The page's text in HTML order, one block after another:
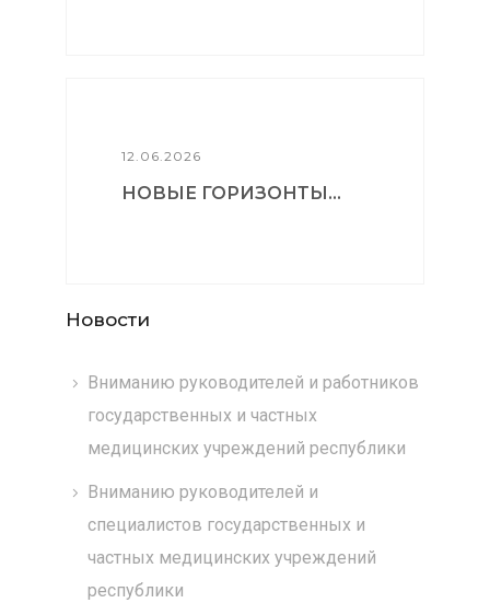
12.06.2026
НОВЫЕ ГОРИЗОНТЫ...
Новости
Вниманию руководителей и работников
государственных и частных
медицинских учреждений республики
Вниманию руководителей и
специалистов государственных и
частных медицинских учреждений
республики